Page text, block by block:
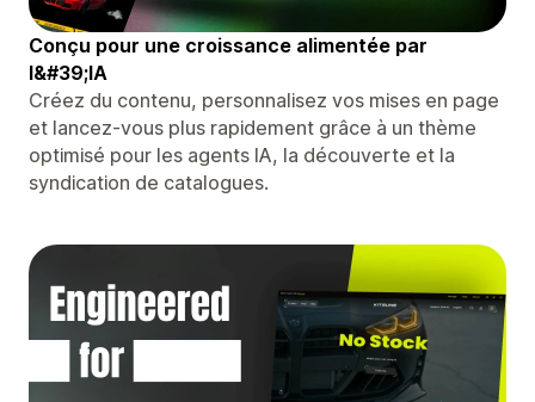
Conçu pour une croissance alimentée par
l&#39;IA
Créez du contenu, personnalisez vos mises en page
et lancez-vous plus rapidement grâce à un thème
optimisé pour les agents IA, la découverte et la
syndication de catalogues.